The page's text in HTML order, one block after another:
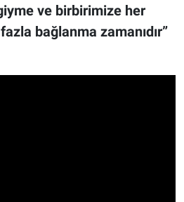
ve birbirimize her
bağlanma zamanıdır”